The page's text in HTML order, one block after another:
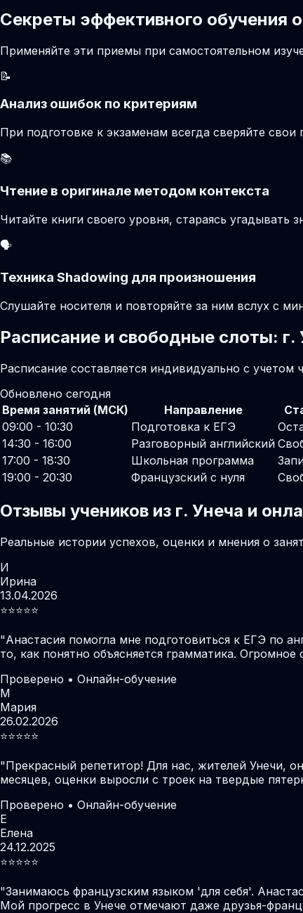
Секреты эффективного обучения
Применяйте эти приемы при самостоятельном
📝
Анализ ошибок по критериям
При подготовке к экзаменам всегда сверяйте
📚
Чтение в оригинале методом контекста
Читайте книги своего уровня, стараясь
🗣️
Техника Shadowing для произношения
Слушайте носителя и повторяйте за ним вслух с
Расписание и свободные слоты: г.
Расписание составляется индивидуально с учетом
Обновлено сегодня
Время занятий (МСК)
Направление
09:00 - 10:30
Подготовка к ЕГЭ
14:30 - 16:00
Разговорный английский
17:00 - 18:30
Школьная программа
19:00 - 20:30
Французский с нуля
Отзывы учеников из г. Унеча и
Реальные истории успехов, оценки и мнения о
И
Ирина
13.04.2026
⭐️⭐️⭐️⭐️⭐️
"Анастасия помогла мне подготовиться к ЕГЭ по
то, как понятно объясняется грамматика.
Проверено • Онлайн-обучение
М
Мария
26.02.2026
⭐️⭐️⭐️⭐️⭐️
"Прекрасный репетитор! Для нас, жителей Унечи,
месяцев, оценки выросли с троек на твердые
Проверено • Онлайн-обучение
Е
Елена
24.12.2025
⭐️⭐️⭐️⭐️⭐️
"Занимаюсь французским языком 'для себя'.
Мой прогресс в Унече отмечают даже друзья-